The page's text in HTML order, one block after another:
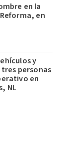
en la
en
y
personas
en
NL